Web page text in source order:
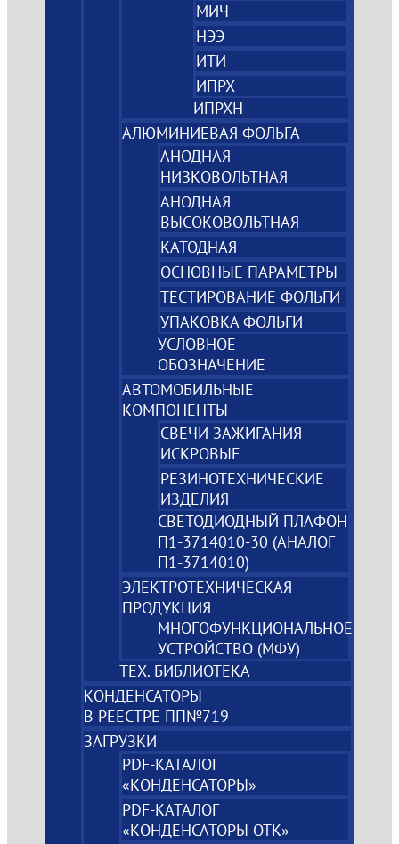
МИЧ
НЭЭ
ИТИ
ИПРХ
ИПРХН
АЛЮМИНИЕВАЯ ФОЛЬГА
АНОДНАЯ
НИЗКОВОЛЬТНАЯ
АНОДНАЯ
ВЫСОКОВОЛЬТНАЯ
КАТОДНАЯ
ОСНОВНЫЕ ПАРАМЕТРЫ
ТЕСТИРОВАНИЕ ФОЛЬГИ
УПАКОВКА ФОЛЬГИ
УСЛОВНОЕ
ОБОЗНАЧЕНИЕ
АВТОМОБИЛЬНЫЕ
КОМПОНЕНТЫ
СВЕЧИ ЗАЖИГАНИЯ
ИСКРОВЫЕ
РЕЗИНОТЕХНИЧЕСКИЕ
ИЗДЕЛИЯ
СВЕТОДИОДНЫЙ ПЛАФОН
П1-3714010-30 (АНАЛОГ
П1-3714010)
ЭЛЕКТРОТЕХНИЧЕСКАЯ
ПРОДУКЦИЯ
МНОГОФУНКЦИОНАЛЬНОЕ
УСТРОЙСТВО (МФУ)
ТЕХ. БИБЛИОТЕКА
КОНДЕНСАТОРЫ
В РЕЕСТРЕ ПП№719
ЗАГРУЗКИ
PDF-КАТАЛОГ
«КОНДЕНСАТОРЫ»
PDF-КАТАЛОГ
«КОНДЕНСАТОРЫ ОТК»